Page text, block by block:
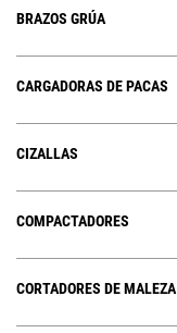
BRAZOS GRÚA
CARGADORAS DE PACAS
CIZALLAS
COMPACTADORES
CORTADORES DE MALEZA